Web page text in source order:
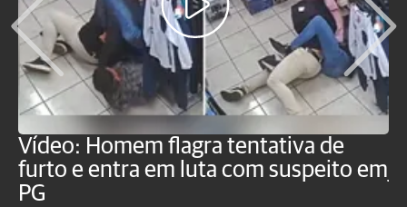
Vídeo: Homem flagra tentativa de
furto e entra em luta com suspeito em
PG